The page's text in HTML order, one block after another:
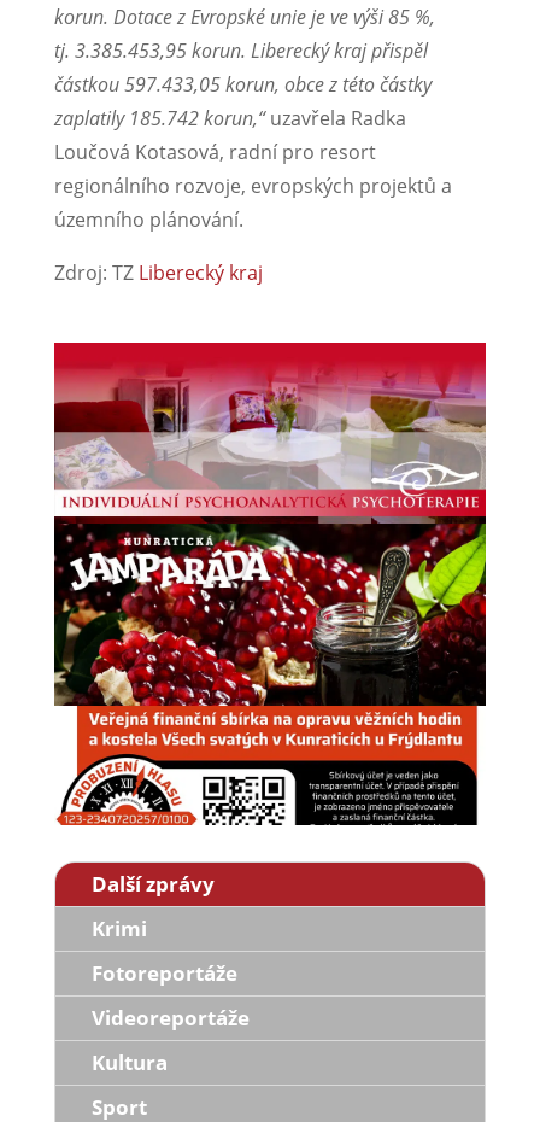
korun. Dotace z Evropské unie je ve výši 85 %,
tj. 3.385.453,95 korun. Liberecký kraj přispěl
částkou 597.433,05 korun, obce z této částky
zaplatily 185.742 korun,“uzavřela Radka
Loučová Kotasová, radní pro resort
regionálního rozvoje, evropských projektů a
územního plánování.
Zdroj: TZ Liberecký kraj
Další zprávy
Krimi
Fotoreportáže
Videoreportáže
Kultura
Sport